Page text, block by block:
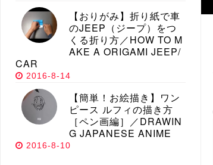
【おりがみ】折り紙で車
のJEEP（ジープ）をつ
くる折り方／HOW TO M
AKE A ORIGAMI JEEP/
CAR
2016-8-14
【簡単！お絵描き】ワン
ピース ルフィの描き方
［ペン画編］／DRAWIN
G JAPANESE ANIME
2016-8-10